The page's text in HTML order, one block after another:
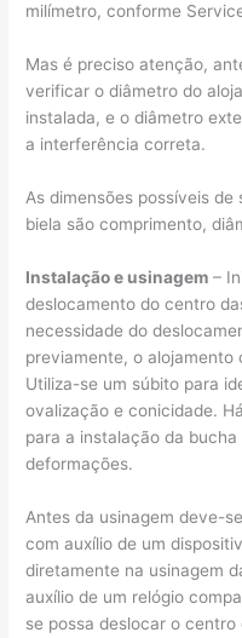
milímetro, conforme
Mas é preciso atenção,
verificar o diâmetro do
instalada, e o diâmetro
a interferência correta.
As dimensões possíveis
biela são comprimento,
Instalação e usinagem –
deslocamento do centro
necessidade do
previamente, o alojamento
Utiliza-se um súbito para
ovalização e conicidade.
para a instalação da
deformações.
Antes da usinagem deve-
com auxílio de um
diretamente na usinagem
auxílio de um relógio
se possa deslocar o